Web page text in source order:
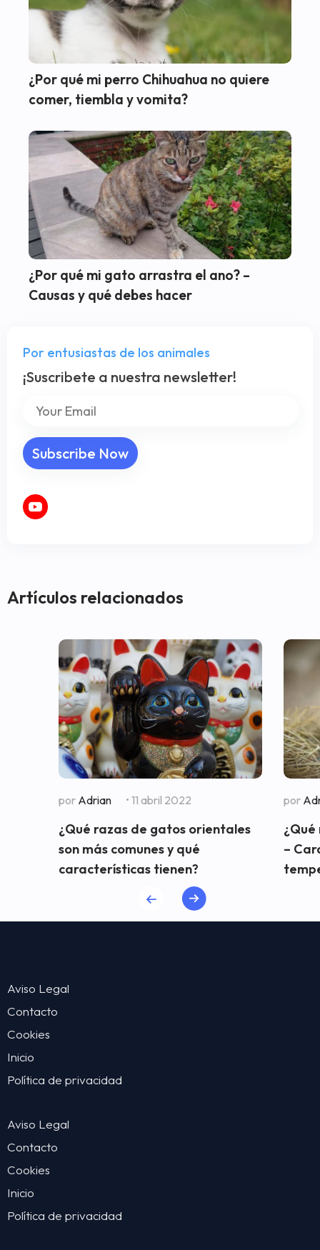
¿Por qué mi perro Chihuahua no quiere
comer, tiembla y vomita?
¿Por qué mi gato arrastra el ano? –
Causas y qué debes hacer
Por entusiastas de los animales
¡Suscribete a nuestra newsletter!
Artículos relacionados
por Adrian • 11 abril 2022
¿Qué razas de gatos orientales
son más comunes y qué
características tienen?
por
–
Aviso Legal
Contacto
Cookies
Inicio
Política de privacidad
Aviso Legal
Contacto
Cookies
Inicio
Política de privacidad